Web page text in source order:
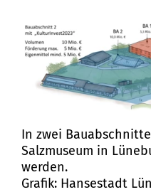
In zwei
Salzmuseum in
werden.
Grafik: Hansestadt